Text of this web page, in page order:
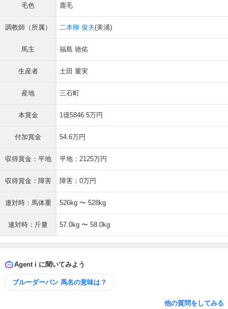
毛色 鹿毛
調教師（所属） 二本柳 俊夫(美浦)
馬主 福島 徳佑
生産者 土田 重実
産地 三石町
本賞金 1億5846.5万円
付加賞金 54.6万円
収得賞金：平地 平地：2125万円
収得賞金：障害 障害：0万円
連対時：馬体重 526kg 〜 528kg
連対時：斤量 57.0kg 〜 58.0kg
Agent i に聞いてみよう
ブルーダーバン 馬名の意味は？
他の質問をしてみる